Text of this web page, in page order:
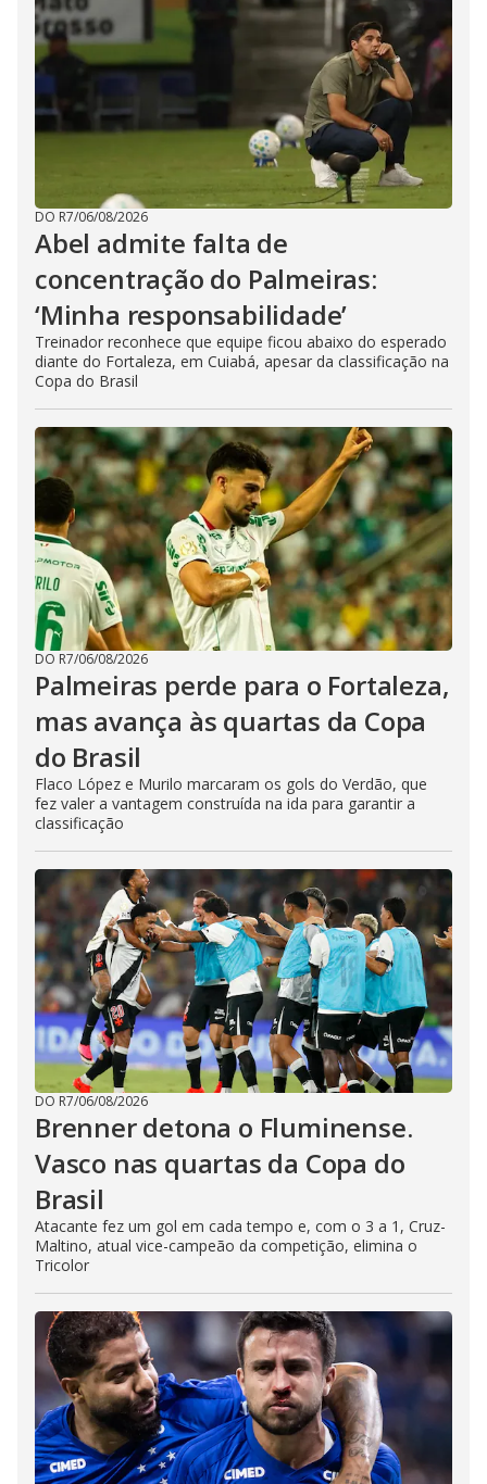
DO R7/06/08/2026
Abel admite falta de
concentração do Palmeiras:
‘Minha responsabilidade’
Treinador reconhece que equipe ficou abaixo do esperado
diante do Fortaleza, em Cuiabá, apesar da classificação na
Copa do Brasil
DO R7/06/08/2026
Palmeiras perde para o Fortaleza,
mas avança às quartas da Copa
do Brasil
Flaco López e Murilo marcaram os gols do Verdão, que
fez valer a vantagem construída na ida para garantir a
classificação
DO R7/06/08/2026
Brenner detona o Fluminense.
Vasco nas quartas da Copa do
Brasil
Atacante fez um gol em cada tempo e, com o 3 a 1, Cruz-
Maltino, atual vice-campeão da competição, elimina o
Tricolor